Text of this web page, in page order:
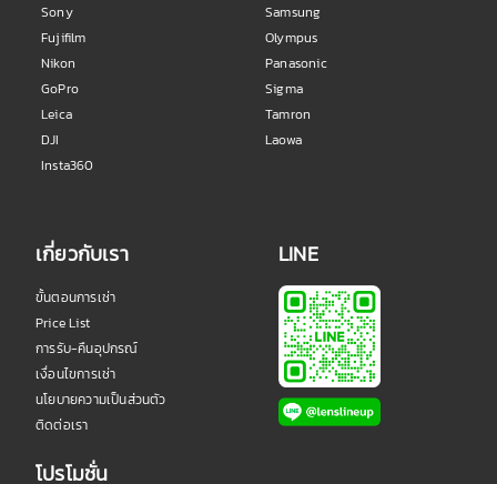
Sony
Fujifilm
Nikon
GoPro
Leica
DJI
Insta360
Samsung
Olympus
Panasonic
Sigma
Tamron
Laowa
เกี่ยวกับเรา
ขั้นตอนการเช่า
Price List
การรับ-คืนอุปกรณ์
เงื่อนไขการเช่า
นโยบายความเป็นส่วนตัว
ติดต่อเรา
โปรโมชั่น
LINE